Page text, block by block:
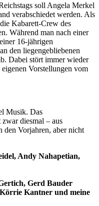
soll Angela Merkel
verabschiedet werden. Als
Kabarett-Crew des
Während man nach einer
16-jährigen
den liegengebliebenen
Dabei stört immer wieder
Vorstellungen vom
Musik. Das
zwar diesmal – aus
den Vorjahren, aber nicht
Andy Nahapetian,
Gerd Bauder
Kantner und meine